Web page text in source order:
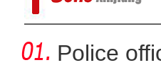
Police